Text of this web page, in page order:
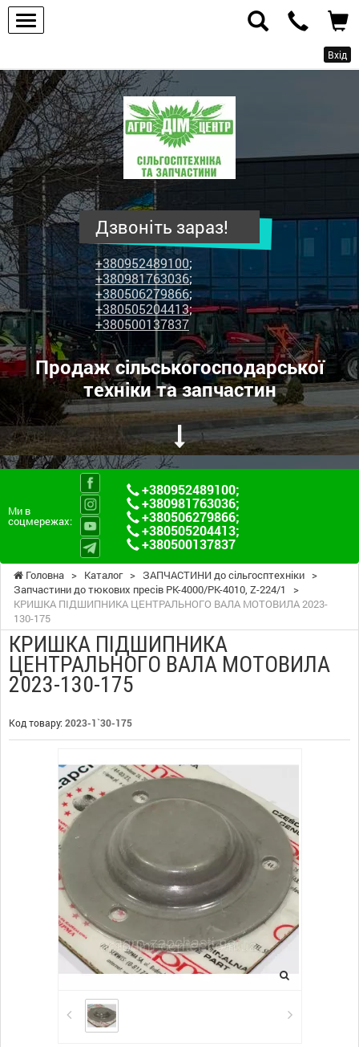
Вхід
ПП
"Агродім-
центр"
-
продаж
сільськогосподарської
техніки
та
запчастин
Дзвоніть зараз!
+380952489100;
+380981763036;
+380506279866;
+380505204413;
+380500137837
Продаж сільськогосподарської
техніки та запчастин
Ми в
соцмережах:
+380952489100;
+380981763036;
+380506279866;
+380505204413;
+380500137837
Головна > Каталог > ЗАПЧАСТИНИ до сільгосптехніки >
Запчастини до тюкових пресів PK-4000/PK-4010, Z-224/1
>
КРИШКА ПІДШИПНИКА ЦЕНТРАЛЬНОГО ВАЛА МОТОВИЛА 2023-
130-175
КРИШКА ПІДШИПНИКА
ЦЕНТРАЛЬНОГО ВАЛА МОТОВИЛА
2023-130-175
Код товару: 2023-1`30-175